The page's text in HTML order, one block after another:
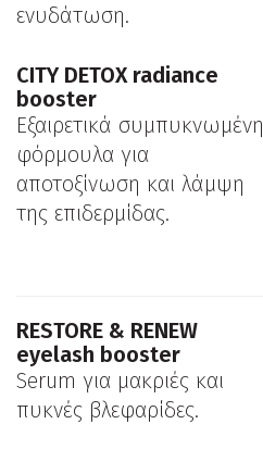
ενυδάτωση.
CITY DETOX radiance
booster
Εξαιρετικά συμπυκνωμένη
φόρμουλα για
αποτοξίνωση και λάμψη
της επιδερμίδας.
RESTORE & RENEW
eyelash booster
Serum για μακριές και
πυκνές βλεφαρίδες.